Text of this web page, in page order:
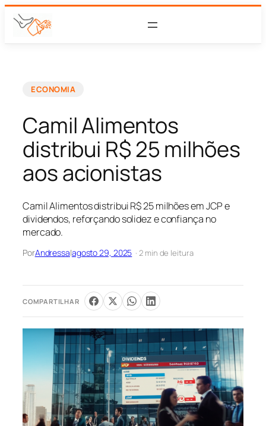
ECONOMIA
Camil Alimentos
distribui R$ 25 milhões
aos acionistas
Camil Alimentos distribui R$ 25 milhões em JCP e
dividendos, reforçando solidez e confiança no
mercado.
PorAndressa|agosto 29, 2025 · 2 min de leitura
COMPARTILHAR